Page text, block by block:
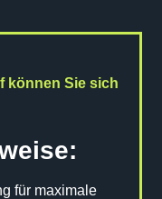
können Sie sich
für maximale